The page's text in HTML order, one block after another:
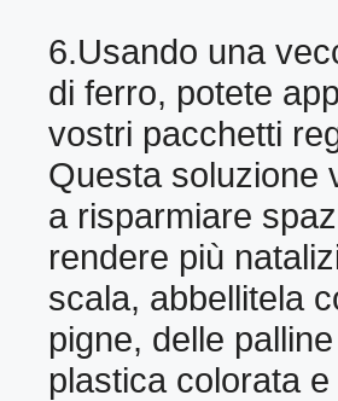
6.Usando una
di ferro, potete
vostri pacchetti
Questa soluzione
a risparmiare
rendere più
scala, abbellitela
pigne, delle
plastica colorata